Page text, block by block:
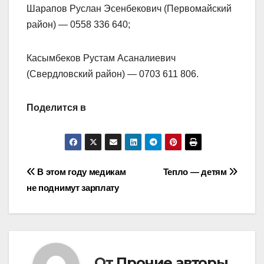
Шарапов Руслан Эсенбекович (Первомайский
район) — 0558 336 640;
Касымбеков Рустам Асаналиевич
(Свердловский район) — 0703 611 806.
Поделится в
Навигация
по
Тепло — детям
В этом году медикам
не поднимут зарплату